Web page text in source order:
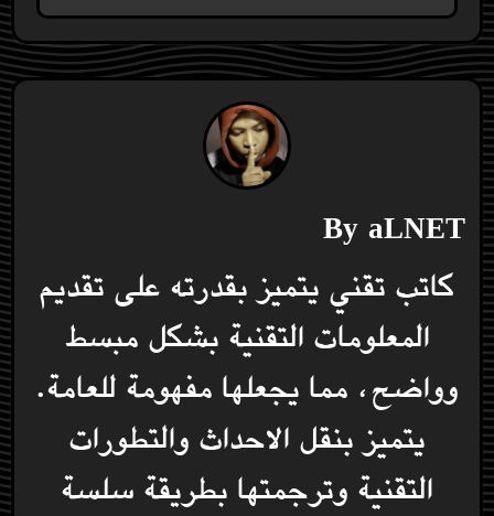
ByaLNET
كاتب تقني يتميز بقدرته على تقديم
المعلومات التقنية بشكل مبسط
وواضح، مما يجعلها مفهومة للعامة.
يتميز بنقل الاحداث والتطورات
التقنية وترجمتها بطريقة سلسة